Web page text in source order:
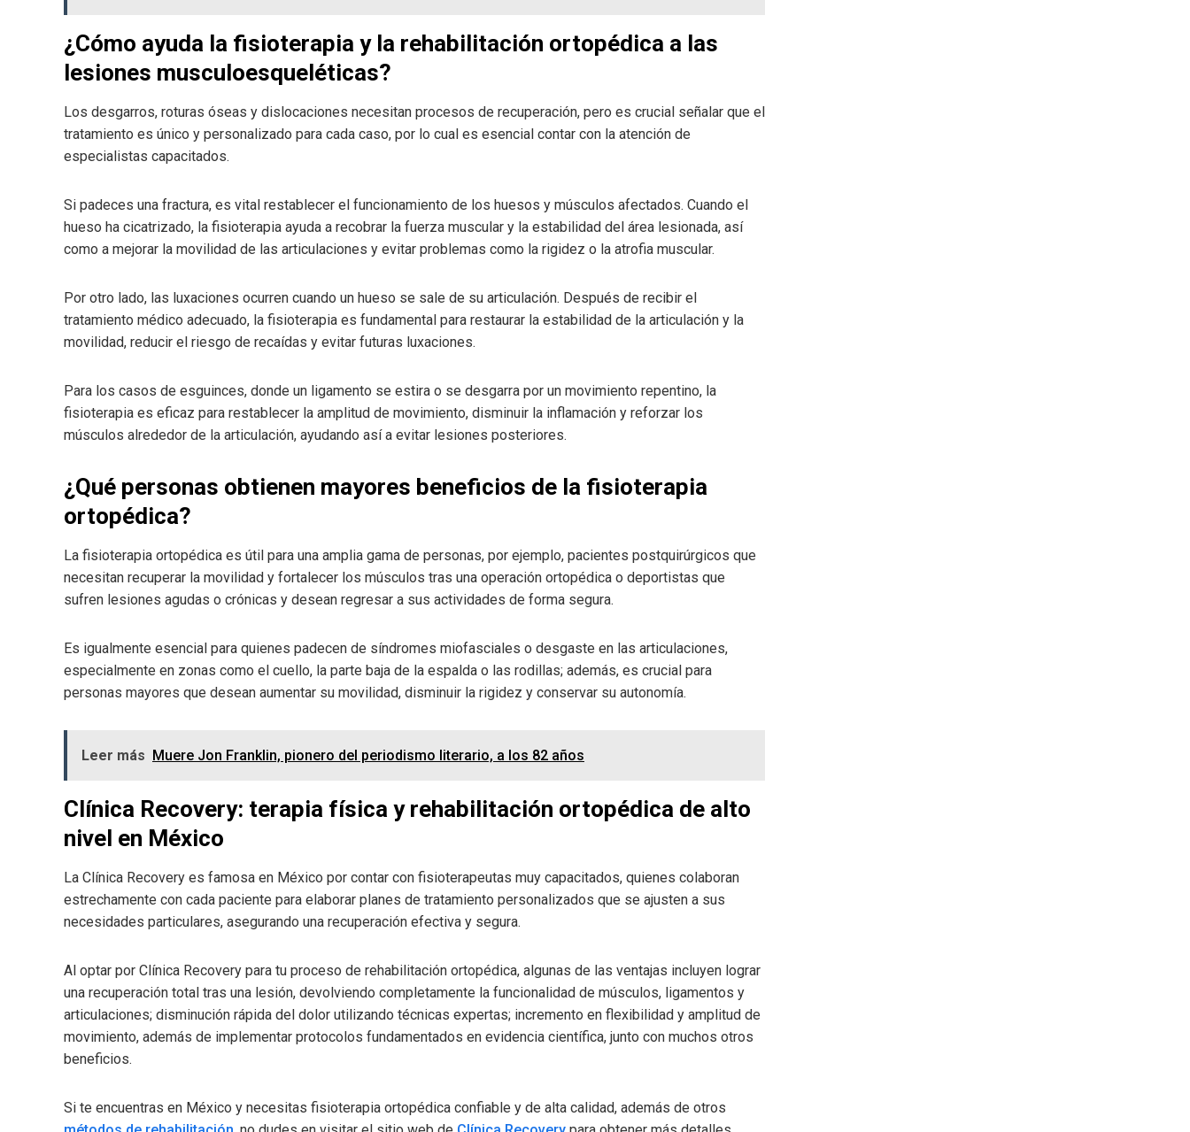
¿Cómo ayuda la fisioterapia y la rehabilitación ortopédica a las
lesiones musculoesqueléticas?
Los desgarros, roturas óseas y dislocaciones necesitan procesos de recuperación, pero es crucial señalar que el
tratamiento es único y personalizado para cada caso, por lo cual es esencial contar con la atención de
especialistas capacitados.
Si padeces una fractura, es vital restablecer el funcionamiento de los huesos y músculos afectados. Cuando el
hueso ha cicatrizado, la fisioterapia ayuda a recobrar la fuerza muscular y la estabilidad del área lesionada, así
como a mejorar la movilidad de las articulaciones y evitar problemas como la rigidez o la atrofia muscular.
Por otro lado, las luxaciones ocurren cuando un hueso se sale de su articulación. Después de recibir el
tratamiento médico adecuado, la fisioterapia es fundamental para restaurar la estabilidad de la articulación y la
movilidad, reducir el riesgo de recaídas y evitar futuras luxaciones.
Para los casos de esguinces, donde un ligamento se estira o se desgarra por un movimiento repentino, la
fisioterapia es eficaz para restablecer la amplitud de movimiento, disminuir la inflamación y reforzar los
músculos alrededor de la articulación, ayudando así a evitar lesiones posteriores.
¿Qué personas obtienen mayores beneficios de la fisioterapia
ortopédica?
La fisioterapia ortopédica es útil para una amplia gama de personas, por ejemplo, pacientes postquirúrgicos que
necesitan recuperar la movilidad y fortalecer los músculos tras una operación ortopédica o deportistas que
sufren lesiones agudas o crónicas y desean regresar a sus actividades de forma segura.
Es igualmente esencial para quienes padecen de síndromes miofasciales o desgaste en las articulaciones,
especialmente en zonas como el cuello, la parte baja de la espalda o las rodillas; además, es crucial para
personas mayores que desean aumentar su movilidad, disminuir la rigidez y conservar su autonomía.
Leer más Muere Jon Franklin, pionero del periodismo literario, a los 82 años
Clínica Recovery: terapia física y rehabilitación ortopédica de alto
nivel en México
La Clínica Recovery es famosa en México por contar con fisioterapeutas muy capacitados, quienes colaboran
estrechamente con cada paciente para elaborar planes de tratamiento personalizados que se ajusten a sus
necesidades particulares, asegurando una recuperación efectiva y segura.
Al optar por Clínica Recovery para tu proceso de rehabilitación ortopédica, algunas de las ventajas incluyen lograr
una recuperación total tras una lesión, devolviendo completamente la funcionalidad de músculos, ligamentos y
articulaciones; disminución rápida del dolor utilizando técnicas expertas; incremento en flexibilidad y amplitud de
movimiento, además de implementar protocolos fundamentados en evidencia científica, junto con muchos otros
beneficios.
Si te encuentras en México y necesitas fisioterapia ortopédica confiable y de alta calidad, además de otros